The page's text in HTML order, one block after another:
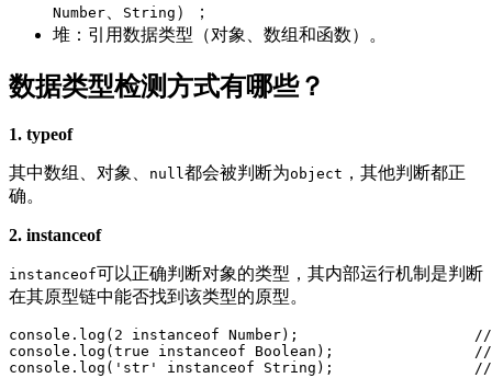
Number String ）；
堆：引用数据类型（对象、数组和函数）。
数据类型检测方式有哪些？
1. typeof
其中数组、对象、 null都会被判断为object ，其他判断都正
确。
2. instanceof
instanceof可以正确判断对象的类型，其内部运行机制是判断
在其原型链中能否找到该类型的原型。
console.log(2 instanceof Number);
console.log(true instanceof Boolean);
console.log('str' instanceof String);